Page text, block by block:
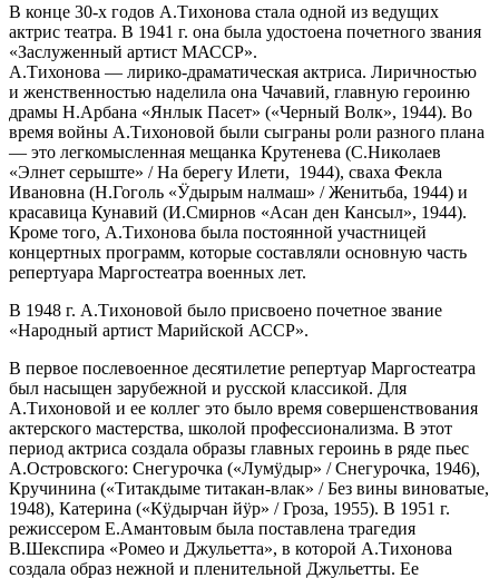
В конце 30-х годов А.Тихонова стала одной из ведущих
актрис театра. В 1941 г. она была удостоена почетного звания
«Заслуженный артист МАССР».
А.Тихонова — лирико-драматическая актриса. Лиричностью
и женственностью наделила она Чачавий, главную героиню
драмы Н.Арбана «Янлык Пасет» («Черный Волк», 1944). Во
время войны А.Тихоновой были сыграны роли разного плана
— это легкомысленная мещанка Крутенева (С.Николаев
«Элнет серыште» / На берегу Илети, 1944), сваха Фекла
Ивановна (Н.Гоголь «Ӱдырым налмаш» / Женитьба, 1944) и
красавица Кунавий (И.Смирнов «Асан ден Кансыл», 1944).
Кроме того, А.Тихонова была постоянной участницей
концертных программ, которые составляли основную часть
репертуара Маргостеатра военных лет.
В 1948 г. А.Тихоновой было присвоено почетное звание
«Народный артист Марийской АССР».
В первое послевоенное десятилетие репертуар Маргостеатра
был насыщен зарубежной и русской классикой. Для
А.Тихоновой и ее коллег это было время совершенствования
актерского мастерства, школой профессионализма. В этот
период актриса создала образы главных героинь в ряде пьес
А.Островского: Снегурочка («Лумӱдыр» / Снегурочка, 1946),
Кручинина («Титакдыме титакан-влак» / Без вины виноватые,
1948), Катерина («Кӱдырчан йӱр» / Гроза, 1955). В 1951 г.
режиссером Е.Амантовым была поставлена трагедия
В.Шекспира «Ромео и Джульетта», в которой А.Тихонова
создала образ нежной и пленительной Джульетты. Ее